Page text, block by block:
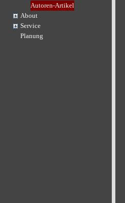
Autoren-Artikel
About
Service
Planung